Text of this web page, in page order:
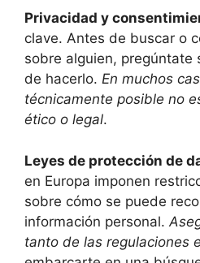
Privacidad y
clave. Antes de buscar o
sobre alguien, pregúntate
de hacerlo. En muchos
técnicamente posible no
ético o legal.
Leyes de protección de
en Europa imponen
sobre cómo se puede
información personal.
tanto de las regulaciones